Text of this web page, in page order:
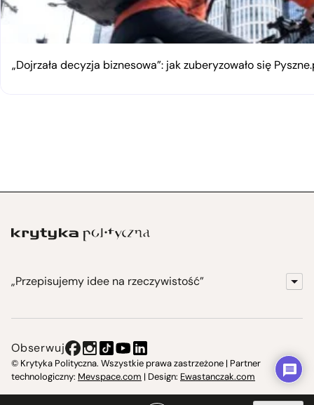
„Dojrzała decyzja biznesowa”: jak zuberyzowało się
„Przepisujemy idee na rzeczywistość”
Instytut Krytyki Politycznej
Obserwuj
© Krytyka Polityczna. Wszystkie prawa zastrzeżone | Partner
technologiczny: Mevspace.com | Design: Ewastanczak.com